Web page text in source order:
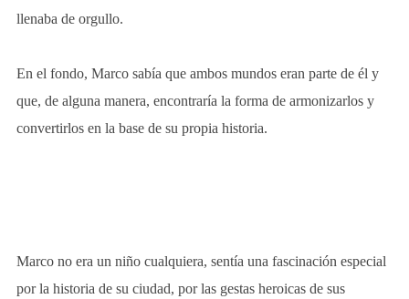
llenaba de orgullo.
En el fondo, Marco sabía que ambos mundos eran parte de él y
que, de alguna manera, encontraría la forma de armonizarlos y
convertirlos en la base de su propia historia.
Marco no era un niño cualquiera, sentía una fascinación especial
por la historia de su ciudad, por las gestas heroicas de sus